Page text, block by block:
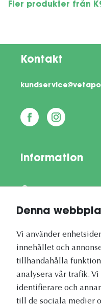
Denna
Vi använder
innehållet och
tillhandahålla
analysera vår trafik.
identifierare och
till de sociala medier
Fler produkter från
Kontakt
Information